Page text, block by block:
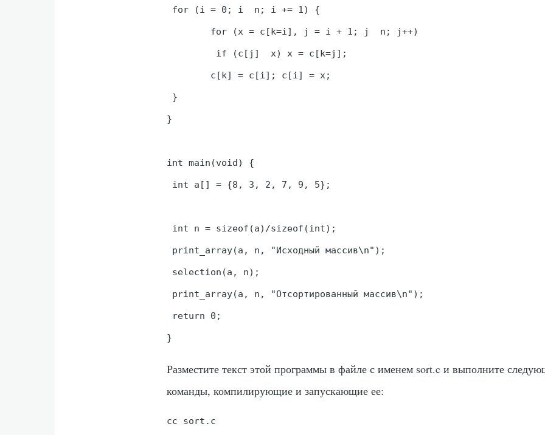
for (i = 0; i  n; i += 1) {
}
}
int main(void) {
int a[] = {8, 3, 2, 7, 9, 5};
int n = sizeof(a)/sizeof(int);
print_array(a, n, "Исходный массив\n");
selection(a, n);
print_array(a, n, "Отсортированный массив\n");
return 0;
Разместите текст этой программы в файле с именем sort.c и выполните
команды, компилирующие и запускающие ее:
cc sort.c